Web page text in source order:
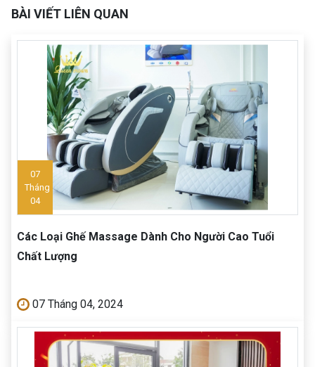
BÀI VIẾT LIÊN QUAN
07
Tháng
04
Các Loại Ghế Massage Dành Cho Người Cao Tuổi
Chất Lượng
07 Tháng 04, 2024